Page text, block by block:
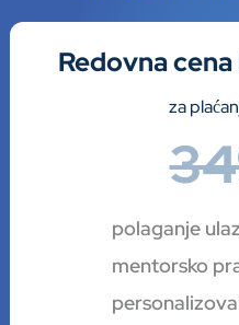
Redovna cena
za
polaganje
mentorsko